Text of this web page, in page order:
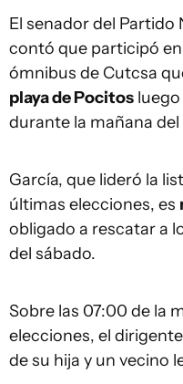
El senador del Partido
contó que participó
ómnibus de Cutcsa
playa de Pocitos
durante la mañana del
García, que lideró la
últimas elecciones, es
obligado a rescatar a
del sábado.
Sobre las 07:00 de la
elecciones, el dirigente
de su hija y un vecino